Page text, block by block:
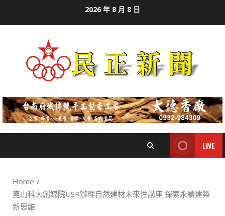
2026 年 8 月 8 日
LIVE
Home
崑山科大創媒院USR辦理自然建材未來性講座 探索永續建築
新思維